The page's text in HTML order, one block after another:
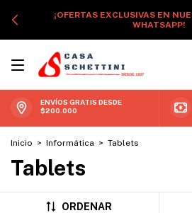
¡OFERTAS EXCLUSIVAS EN
WHATSAPP!
ENVÍOS GRATIS DESDE
$200.000
Inicio > Informática > Tablets
Tablets
ORDENAR